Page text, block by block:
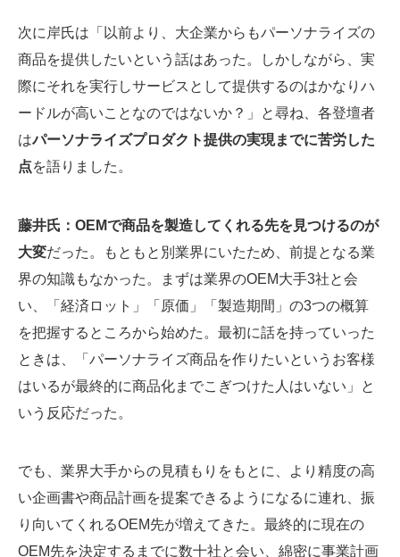
次に岸氏は「以前より、大企業からもパーソナライズの
商品を提供したいという話はあった。しかしながら、実
際にそれを実行しサービスとして提供するのはかなりハ
ードルが高いことなのではないか？」と尋ね、各登壇者
はパーソナライズプロダクト提供の実現までに苦労した
点を語りました。
藤井氏：OEMで商品を製造してくれる先を見つけるのが
大変だった。もともと別業界にいたため、前提となる業
界の知識もなかった。まずは業界のOEM大手3社と会
い、「経済ロット」「原価」「製造期間」の3つの概算
を把握するところから始めた。最初に話を持っていった
ときは、「パーソナライズ商品を作りたいというお客様
はいるが最終的に商品化までこぎつけた人はいない」と
いう反応だった。
でも、業界大手からの見積もりをもとに、より精度の高
い企画書や商品計画を提案できるようになるに連れ、振
り向いてくれるOEM先が増えてきた。最終的に現在の
OEM先を決定するまでに数十社と会い、綿密に事業計画